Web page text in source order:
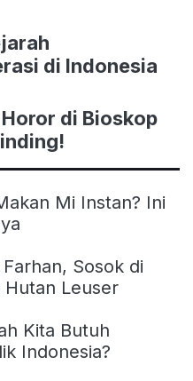
di Indonesia
di Bioskop
Mi Instan? Ini
Sosok di
Hutan Leuser
Kita Butuh
Indonesia?